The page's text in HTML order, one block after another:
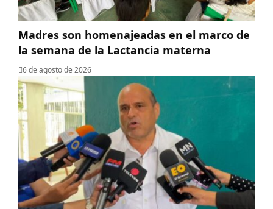
Madres son homenajeadas en el marco de
la semana de la Lactancia materna
6 de agosto de 2026